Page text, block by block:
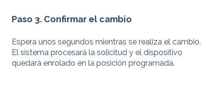
Paso 3. Confirmar el cambio
Espera unos segundos mientras se realiza el cambio.
El sistema procesará la solicitud y el dispositivo
quedará enrolado en la posición programada.